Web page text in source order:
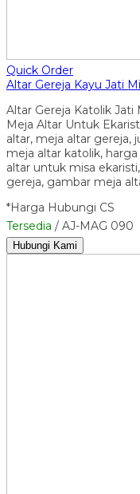
Quick Order
Altar Gereja Kayu Jati
Altar Gereja Katolik Jati
Meja Altar Untuk
altar, meja altar gereja,
meja altar katolik,
altar untuk misa
gereja, gambar meja
*Harga Hubungi CS
Tersedia / AJ-MAG 090
Hubungi Kami